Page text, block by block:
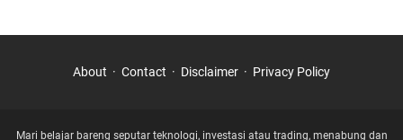
About Contact Disclaimer Privacy Policy
Mari belajar bareng seputar teknologi, investasi atau trading, menabung dan